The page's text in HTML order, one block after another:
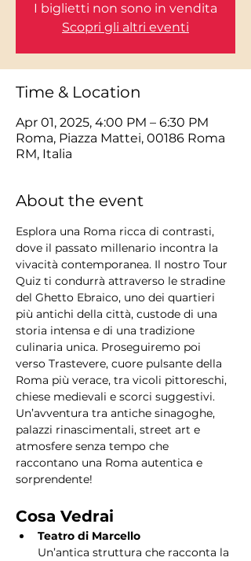
I biglietti non sono in vendita
Scopri gli altri eventi
Time & Location
Apr 01, 2025, 4:00 PM – 6:30 PM
Roma, Piazza Mattei, 00186 Roma
RM, Italia
About the event
Esplora una Roma ricca di contrasti,
dove il passato millenario incontra la
vivacità contemporanea. Il nostro Tour
Quiz ti condurrà attraverso le stradine
del Ghetto Ebraico, uno dei quartieri
più antichi della città, custode di una
storia intensa e di una tradizione
culinaria unica. Proseguiremo poi
verso Trastevere, cuore pulsante della
Roma più verace, tra vicoli pittoreschi,
chiese medievali e scorci suggestivi.
Un’avventura tra antiche sinagoghe,
palazzi rinascimentali, street art e
atmosfere senza tempo che
raccontano una Roma autentica e
sorprendente!
Cosa Vedrai
Teatro di Marcello
Un’antica struttura che racconta la